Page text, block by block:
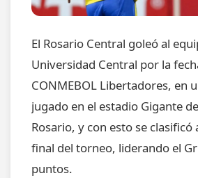
El Rosario Central goleó al
Universidad Central por la
CONMEBOL Libertadores, en
jugado en el estadio Gigante
Rosario, y con esto se clasificó
final del torneo, liderando el
puntos.